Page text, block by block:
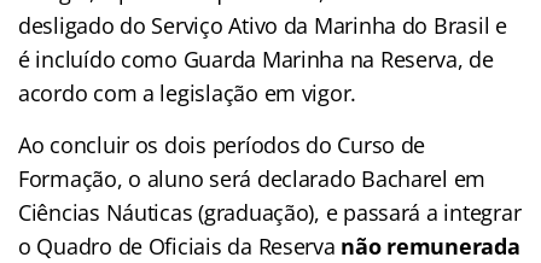
desligado do Serviço Ativo da Marinha do Brasil e
é incluído como Guarda Marinha na Reserva, de
acordo com a legislação em vigor.
Ao concluir os dois períodos do Curso de
Formação, o aluno será declarado Bacharel em
Ciências Náuticas (graduação), e passará a integrar
o Quadro de Oficiais da Reserva não remunerada